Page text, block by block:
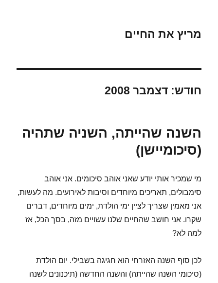
מריץ את החיים
חודש:דצמבר 2008
השנה שהייתה, השניה שתהיה
(סיכומיישן)
מי שמכיר אותי יודע שאני אוהב סיכומים. אני אוהב
סימבולים, תאריכים מיוחדים וסיבות לאירועים. מה לעשות,
אני מאמין שצריך לציין ימי הולדת, ימים מיוחדים, דברים
שקרו. אני חושב שהחיים שלנו עשויים מזה, בסך הכל, אז
למה לא?
לכן סוף השנה האזרחי הוא חגיגה בשבילי. יום הולדת
(סיכומי השנה שהייתה) והשנה החדשה (תיכנונים לשנה